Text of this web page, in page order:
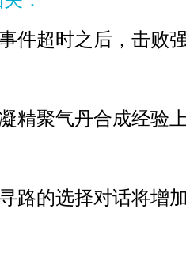
超时之后，击败
聚气丹合成经验
的选择对话将增加